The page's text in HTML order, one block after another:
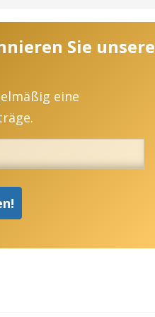
Sie unsere
eine